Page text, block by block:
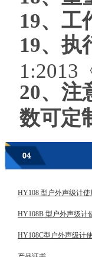
19、工
19、执
1:2013
20、注
数可定
HY108 型户外声级计
HY108B 型户外声级计
HY108C型户外声级计